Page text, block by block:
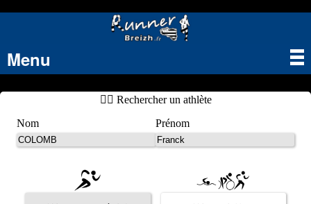
Menu
🏃‍♂️ Rechercher un athlète
Nom
Prénom